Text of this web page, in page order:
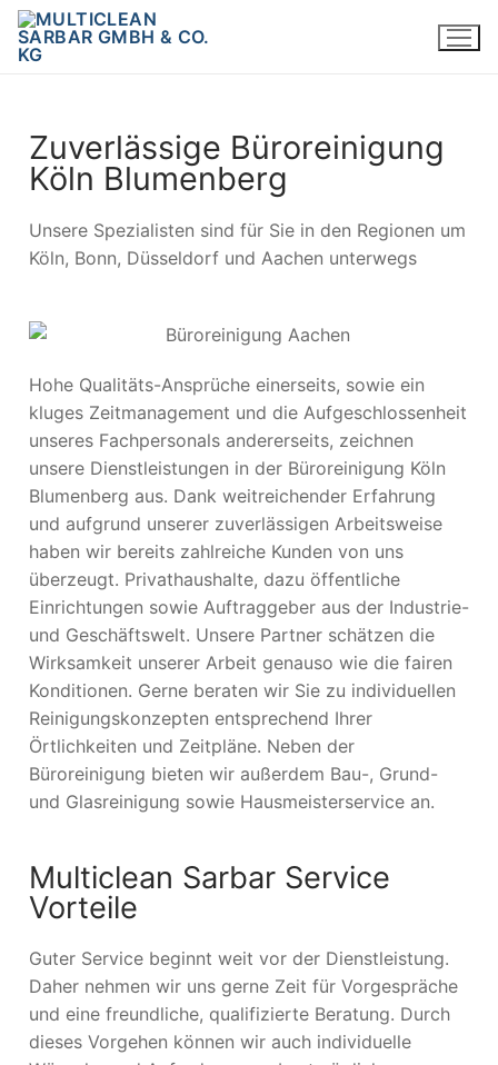
Zuverlässige Büroreinigung
Köln Blumenberg
Unsere Spezialisten sind für Sie in den Regionen um
Köln, Bonn, Düsseldorf und Aachen unterwegs
Hohe Qualitäts-Ansprüche einerseits, sowie ein
kluges Zeitmanagement und die Aufgeschlossenheit
unseres Fachpersonals andererseits, zeichnen
unsere Dienstleistungen in der Büroreinigung Köln
Blumenberg aus. Dank weitreichender Erfahrung
und aufgrund unserer zuverlässigen Arbeitsweise
haben wir bereits zahlreiche Kunden von uns
überzeugt. Privathaushalte, dazu öffentliche
Einrichtungen sowie Auftraggeber aus der Industrie-
und Geschäftswelt. Unsere Partner schätzen die
Wirksamkeit unserer Arbeit genauso wie die fairen
Konditionen. Gerne beraten wir Sie zu individuellen
Reinigungskonzepten entsprechend Ihrer
Örtlichkeiten und Zeitpläne. Neben der
Büroreinigung bieten wir außerdem Bau-, Grund-
und Glasreinigung sowie Hausmeisterservice an.
Multiclean Sarbar Service
Vorteile
Guter Service beginnt weit vor der Dienstleistung.
Daher nehmen wir uns gerne Zeit für Vorgespräche
und eine freundliche, qualifizierte Beratung. Durch
dieses Vorgehen können wir auch individuelle